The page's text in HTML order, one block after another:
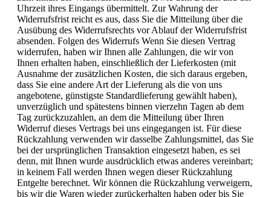
Uhrzeit ihres Eingangs übermittelt. Zur Wahrung der
Widerrufsfrist reicht es aus, dass Sie die Mitteilung über die
Ausübung des Widerrufsrechts vor Ablauf der Widerrufsfrist
absenden. Folgen des Widerrufs Wenn Sie diesen Vertrag
widerrufen, haben wir Ihnen alle Zahlungen, die wir von
Ihnen erhalten haben, einschließlich der Lieferkosten (mit
Ausnahme der zusätzlichen Kosten, die sich daraus ergeben,
dass Sie eine andere Art der Lieferung als die von uns
angebotene, günstigste Standardlieferung gewählt haben),
unverzüglich und spätestens binnen vierzehn Tagen ab dem
Tag zurückzuzahlen, an dem die Mitteilung über Ihren
Widerruf dieses Vertrags bei uns eingegangen ist. Für diese
Rückzahlung verwenden wir dasselbe Zahlungsmittel, das Sie
bei der ursprünglichen Transaktion eingesetzt haben, es sei
denn, mit Ihnen wurde ausdrücklich etwas anderes vereinbart;
in keinem Fall werden Ihnen wegen dieser Rückzahlung
Entgelte berechnet. Wir können die Rückzahlung verweigern,
bis wir die Waren wieder zurückerhalten haben oder bis Sie